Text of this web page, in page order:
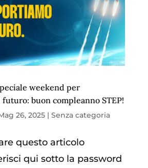
weekend per
buon compleanno STEP!
26, 2025| Senza categoria
questo articolo
qui sotto la password